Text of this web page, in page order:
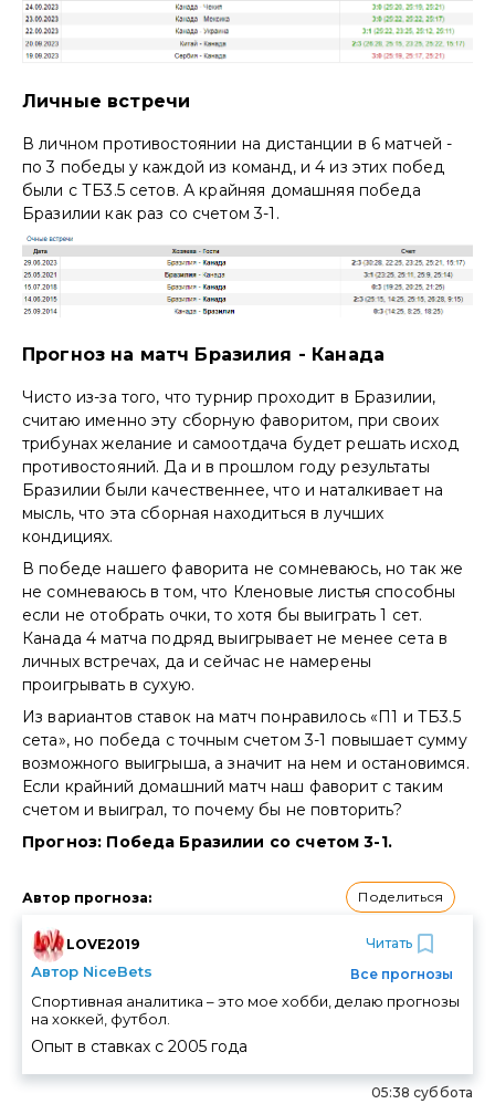
Личные встречи
В личном противостоянии на дистанции в 6 матчей -
по 3 победы у каждой из команд, и 4 из этих побед
были с ТБ3.5 сетов. А крайняя домашняя победа
Бразилии как раз со счетом 3-1.
Прогноз на матч Бразилия - Канада
Чисто из-за того, что турнир проходит в Бразилии,
считаю именно эту сборную фаворитом, при своих
трибунах желание и самоотдача будет решать исход
противостояний. Да и в прошлом году результаты
Бразилии были качественнее, что и наталкивает на
мысль, что эта сборная находиться в лучших
кондициях.
В победе нашего фаворита не сомневаюсь, но так же
не сомневаюсь в том, что Кленовые листья способны
если не отобрать очки, то хотя бы выиграть 1 сет.
Канада 4 матча подряд выигрывает не менее сета в
личных встречах, да и сейчас не намерены
проигрывать в сухую.
Из вариантов ставок на матч понравилось «П1 и ТБ3.5
сета», но победа с точным счетом 3-1 повышает сумму
возможного выигрыша, а значит на нем и остановимся.
Если крайний домашний матч наш фаворит с таким
счетом и выиграл, то почему бы не повторить?
Прогноз: Победа Бразилии со счетом 3-1.
Автор прогноза: Поделиться
LOVE2019
Автор NiceBets
Читать
Все прогнозы
Спортивная аналитика – это мое хобби, делаю прогнозы
на хоккей, футбол.
Опыт в ставках с 2005 года
05:38 суббота